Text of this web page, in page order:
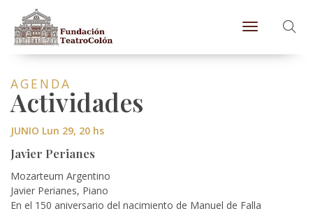
Toggle
AGENDA
Actividades
JUNIO Lun 29, 20 hs
Javier Perianes
Mozarteum Argentino
Javier Perianes, Piano
En el 150 aniversario del nacimiento de Manuel de Falla